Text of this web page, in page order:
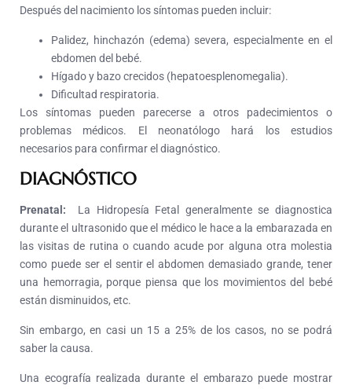
Después del nacimiento los síntomas pueden incluir:
Palidez, hinchazón (edema) severa, especialmente en el
ebdomen del bebé.
Hígado y bazo crecidos (hepatoesplenomegalia).
Dificultad respiratoria.
Los síntomas pueden parecerse a otros padecimientos o
problemas médicos. El neonatólogo hará los estudios
necesarios para confirmar el diagnóstico.
DIAGNÓSTICO
Prenatal: La Hidropesía Fetal generalmente se diagnostica
durante el ultrasonido que el médico le hace a la embarazada en
las visitas de rutina o cuando acude por alguna otra molestia
como puede ser el sentir el abdomen demasiado grande, tener
una hemorragia, porque piensa que los movimientos del bebé
están disminuidos, etc.
Sin embargo, en casi un 15 a 25% de los casos, no se podrá
saber la causa.
Una ecografía realizada durante el embarazo puede mostrar